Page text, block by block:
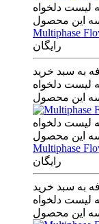
لیست دلخواه
این محصول
Multiphase
رایگان
به سبد خرید
لیست دلخواه
این محصول
لیست دلخواه
این محصول
Multiphase
رایگان
به سبد خرید
لیست دلخواه
این محصول